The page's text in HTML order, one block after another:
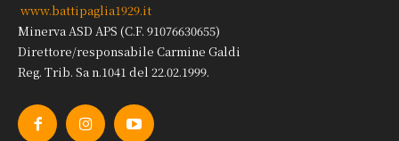
www.battipaglia1929.it
Minerva ASD APS (C.F. 91076630655)
Direttore/responsabile Carmine Galdi
Reg. Trib. Sa n.1041 del 22.02.1999.